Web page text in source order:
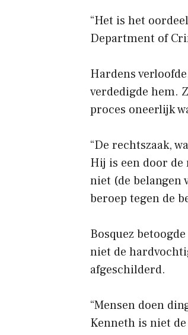
“Het is het
Department of
Hardens
verdedigde hem.
proces oneerlijk
“De rechtszaak,
Hij is een door de
niet (de belangen
beroep tegen de
Bosquez
niet de
afgeschilderd.
“Mensen doen
Kenneth is niet